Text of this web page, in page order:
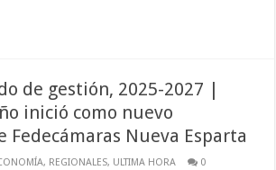
de gestión, 2025-2027 |
inició como nuevo
Fedecámaras Nueva Esparta
, REGIONALES, ULTIMA HORA 0